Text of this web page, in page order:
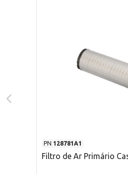
PN 128781A1
Filtro de Ar Primário